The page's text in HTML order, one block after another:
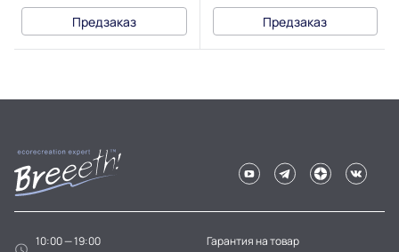
Предзаказ Предзаказ
10:00 — 19:00
Гарантия на товар